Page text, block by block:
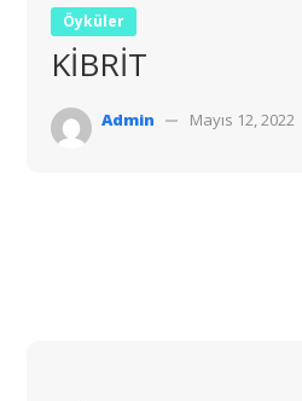
Öyküler
KİBRİT
Admin Mayıs 12, 2022